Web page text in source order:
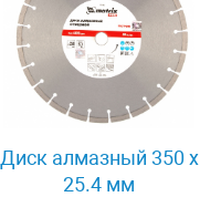
Диск алмазный 350 х
25.4 мм